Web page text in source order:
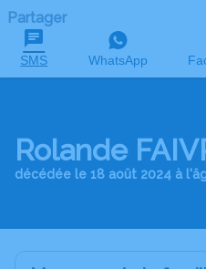
Partager
SMS WhatsApp
Rolande
décédée le 18 août 2024 à